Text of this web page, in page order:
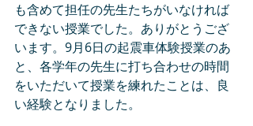
も含めて担任の先生たちがいなければ
できない授業でした。ありがとうござ
います。9月6日の起震車体験授業のあ
と、各学年の先生に打ち合わせの時間
をいただいて授業を練れたことは、良
い経験となりました。